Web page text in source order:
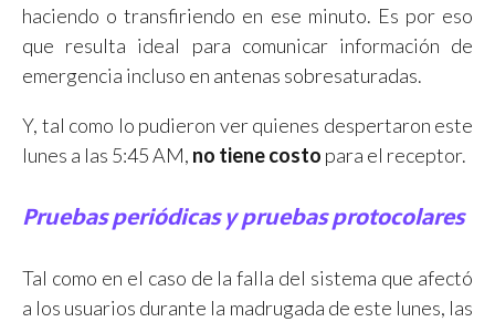
haciendo o transfiriendo en ese minuto. Es por eso
que resulta ideal para comunicar información de
emergencia incluso en antenas sobresaturadas.
Y, tal como lo pudieron ver quienes despertaron este
lunes a las 5:45 AM, no tiene costo para el receptor.
Pruebas periódicas y pruebas protocolares
Tal como en el caso de la falla del sistema que afectó
a los usuarios durante la madrugada de este lunes, las